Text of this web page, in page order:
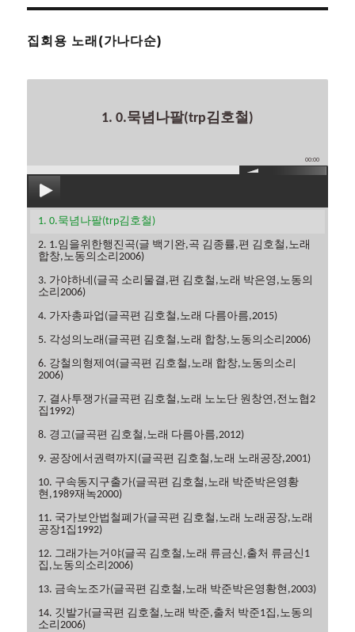
집회용 노래(가나다순)
1. 0.묵념나팔(trp김호철)
00:00
1. 0.묵념나팔(trp김호철)
2. 1.임을위한행진곡(글 백기완,곡 김종률,편 김호철,노래
합창,노동의소리2006)
3. 가야하네(글곡 소리물결,편 김호철,노래 박은영,노동의
소리2006)
4. 가자총파업(글곡편 김호철,노래 다름아름,2015)
5. 각성의노래(글곡편 김호철,노래 합창,노동의소리2006)
6. 강철의형제여(글곡편 김호철,노래 합창,노동의소리
2006)
7. 결사투쟁가(글곡편 김호철,노래 노노단 원창연,전노협2
집1992)
8. 경고(글곡편 김호철,노래 다름아름,2012)
9. 공장에서권력까지(글곡편 김호철,노래 노래공장,2001)
10. 구속동지구출가(글곡편 김호철,노래 박준박은영황
현,1989재녹2000)
11. 국가보안법철폐가(글곡편 김호철,노래 노래공장,노래
공장1집1992)
12. 그래가는거야(글곡 김호철,노래 류금신,출처 류금신1
집,노동의소리2006)
13. 금속노조가(글곡편 김호철,노래 박준박은영황현,2003)
14. 깃발가(글곡편 김호철,노래 박준,출처 박준1집,노동의
소리2006)